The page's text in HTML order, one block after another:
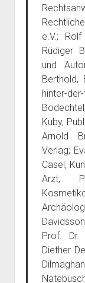
e.V.;
Rüdiger
und
Berthold,
hinter-
Kuby,
Arnold
Verlag;
Casel,
Arzt;
Prof. Dr.
Diether